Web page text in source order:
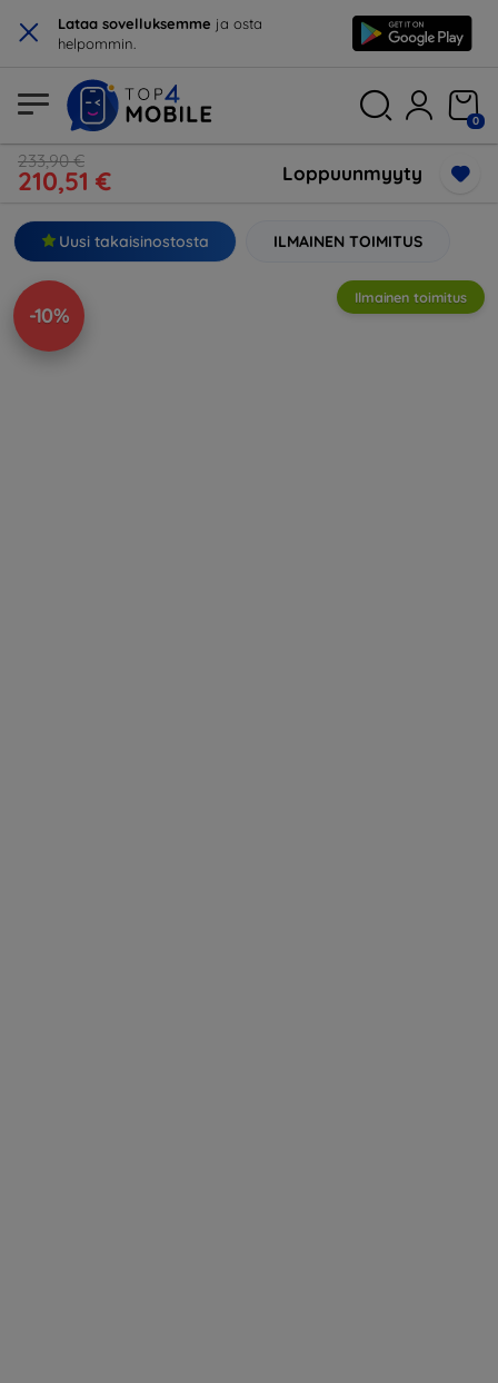
× Lataa sovelluksemme ja osta
helpommin.
0
233,90 €
210,51 € Loppuunmyyty
Uusi takaisinostosta ILMAINEN TOIMITUS
-10%
Ilmainen toimitus